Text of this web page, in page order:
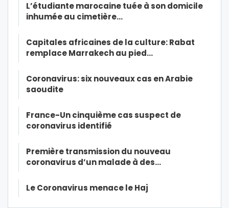
L’étudiante marocaine tuée à son domicile
inhumée au cimetière…
Capitales africaines de la culture: Rabat
remplace Marrakech au pied…
Coronavirus: six nouveaux cas en Arabie
saoudite
France-Un cinquième cas suspect de
coronavirus identifié
Première transmission du nouveau
coronavirus d’un malade à des…
Le Coronavirus menace le Haj